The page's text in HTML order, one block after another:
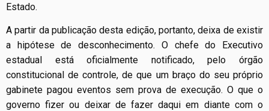
Estado.
A partir da publicação desta edição, portanto, deixa de existir
a hipótese de desconhecimento. O chefe do Executivo
estadual está oficialmente notificado, pelo órgão
constitucional de controle, de que um braço do seu próprio
gabinete pagou eventos sem prova de execução. O que o
governo fizer ou deixar de fazer daqui em diante com o